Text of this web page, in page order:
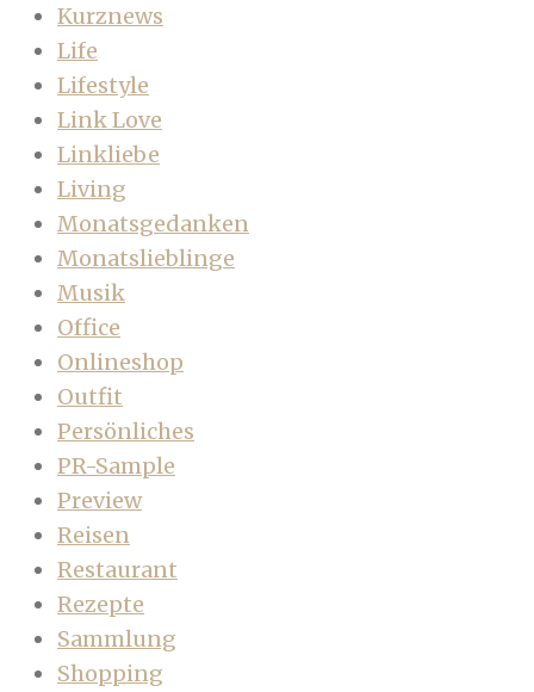
Kurznews
Life
Lifestyle
Link Love
Linkliebe
Living
Monatsgedanken
Monatslieblinge
Musik
Office
Onlineshop
Outfit
Persönliches
PR-Sample
Preview
Reisen
Restaurant
Rezepte
Sammlung
Shopping